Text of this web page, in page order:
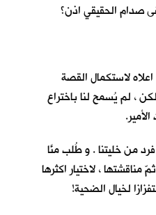
صدام الحقيقي اذن؟
لاستكمال القصة
، لم يُسمح لنا باختراع
من خليتنا . و طُلب منَّا
، لاختيار اكثرها
لخيال الضحية!